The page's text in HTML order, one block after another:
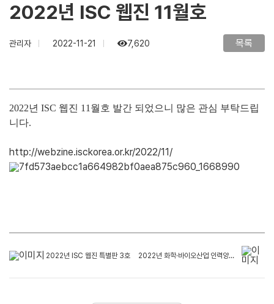
2022년 ISC 웹진 11월호
관리자 2022-11-21 7,620 목록
2022년 ISC 웹진 11월호 발간 되었으니 많은 관심 부탁드립
니다.
http://webzine.isckorea.or.kr/2022/11/
2022년 ISC 웹진 특별판 3호 2022년 화학·바이오산업 인력양성사업 성과공유회 개최